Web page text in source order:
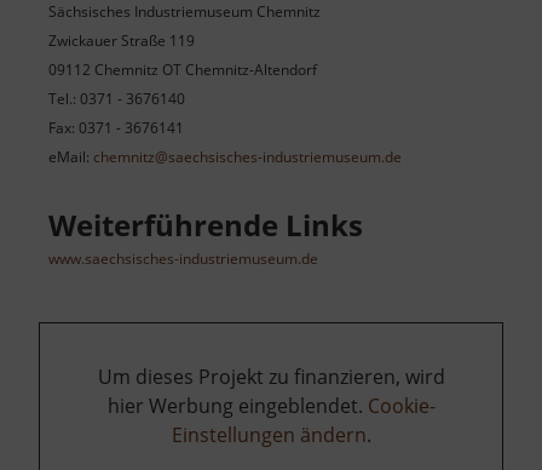
Sächsisches Industriemuseum Chemnitz
Zwickauer Straße 119
09112 Chemnitz OT Chemnitz-Altendorf
Tel.: 0371 - 3676140
Fax: 0371 - 3676141
eMail: chemnitz@saechsisches-industriemuseum.de
Weiterführende Links
www.saechsisches-industriemuseum.de
Um dieses Projekt zu finanzieren, wird
hier Werbung eingeblendet. Cookie-
Einstellungen ändern.